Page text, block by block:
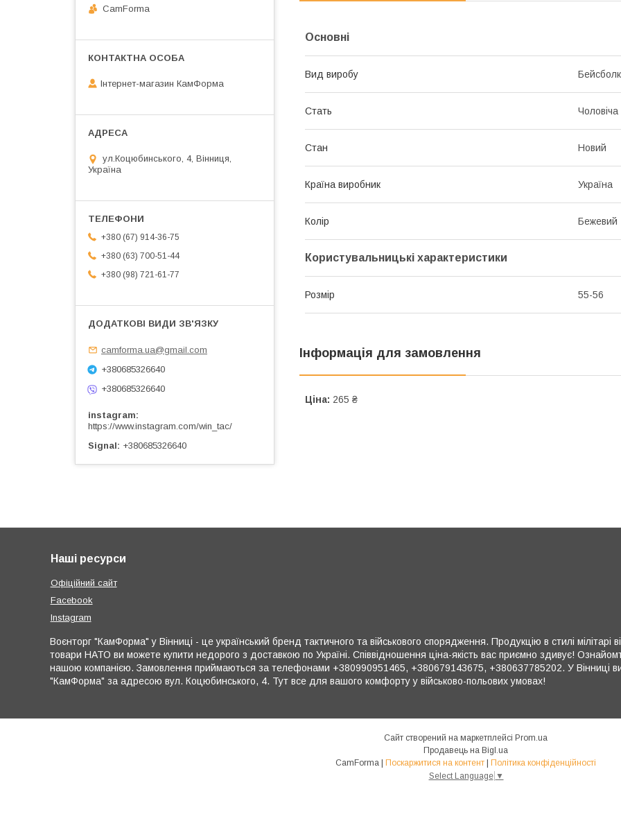
Основні
Вид виробу
Стать Чоловіча
Стан Новий
Країна виробник Україна
Колір Бежевий
Користувальницькі характеристики
Розмір 55-56
Інформація для замовлення
Ціна: 265 ₴
CamForma
Інтернет-магазин КамФорма
ул.Коцюбинського, 4, Вінниця,
Україна
+380 (67) 914-36-75
+380 (63) 700-51-44
+380 (98) 721-61-77
camforma.ua@gmail.com
+380685326640
+380685326640
instagram
https://www.instagram.com/win_tac/
Signal
+380685326640
Наші ресурси
Офіційний сайт
Facebook
Instagram
Воєнторг "КамФорма" у Вінниці - це український бренд тактичного та військового спорядження. Продукцію в стилі мілітарі
товари НАТО ви можете купити недорого з доставкою по Україні. Співвідношення ціна-якість вас приємно здивує!
нашою компанією. Замовлення приймаються за телефонами +380990951465, +380679143675, +380637785202. У Вінниці ви
"КамФорма" за адресою вул. Коцюбинського, 4. Тут все для вашого комфорту у військово-польових умовах!
Сайт створений на маркетплейсі Prom.ua
Продавець на Bigl.ua
CamForma | Поскаржитися на контент | Політика конфіденційності
Select Language ▼